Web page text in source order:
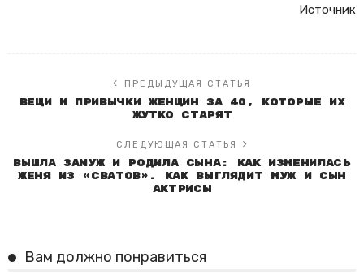
Источник
ПРЕДЫДУЩАЯ СТАТЬЯ
Вещи и привычки женщин за 40, которые их
жутко старят
СЛЕДУЮЩАЯ СТАТЬЯ
Вышла замуж и родила сына: как изменилась
Женя из «Сватов». Как выглядит муж и сын
актрисы
Вам должно понравиться